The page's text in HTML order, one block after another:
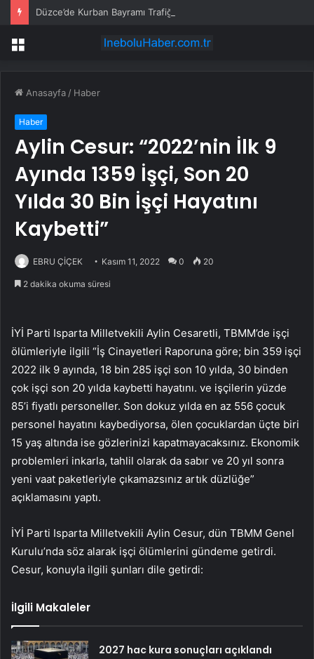
Düzce’de Kurban Bayramı Trafiği Yoğunlaştı
Menü
Anasayfa / Haber
Haber
Aylin Cesur: “2022’nin İlk 9
Ayında 1359 İşçi, Son 20
Yılda 30 Bin İşçi Hayatını
Kaybetti”
EBRU ÇİÇEK Kasım 11, 2022 0 20
2 dakika okuma süresi
İYİ Parti Isparta Milletvekili Aylin Cesaretli, TBMM’de işçi
ölümleriyle ilgili “İş Cinayetleri Raporuna göre; bin 359 işçi
2022 ilk 9 ayında, 18 bin 285 işçi son 10 yılda, 30 binden
çok işçi son 20 yılda kaybetti hayatını. ve işçilerin yüzde
85’i fiyatlı personeller. Son dokuz yılda en az 556 çocuk
personel hayatını kaybediyorsa, ölen çocuklardan üçte biri
15 yaş altında ise gözlerinizi kapatmayacaksınız. Ekonomik
problemleri inkarla, tahlil olarak da sabır ve 20 yıl sonra
yeni vaat paketleriyle çıkamazsınız artık düzlüğe”
açıklamasını yaptı.
İYİ Parti Isparta Milletvekili Aylin Cesur, dün TBMM Genel
Kurulu’nda söz alarak işçi ölümlerini gündeme getirdi.
Cesur, konuyla ilgili şunları dile getirdi:
İlgili Makaleler
2027 hac kura sonuçları açıklandı